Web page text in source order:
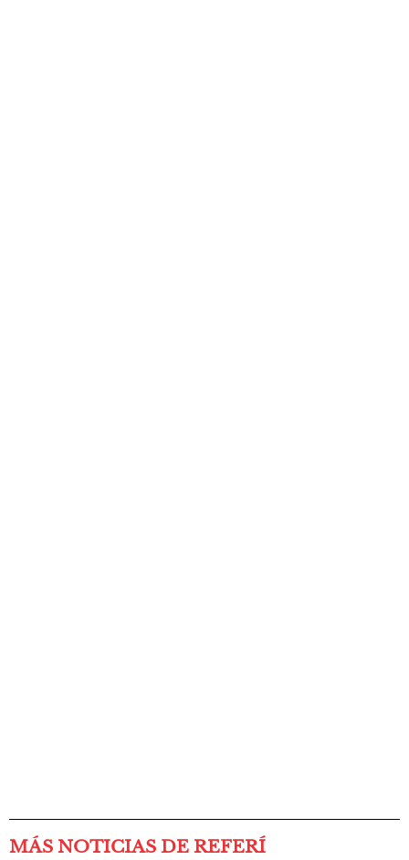
MÁS NOTICIAS DE REFERÍ